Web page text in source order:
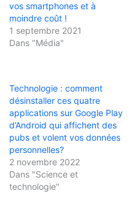
vos smartphones et à
moindre coût !
1 septembre 2021
Dans "Média"
Technologie : comment
désinstaller ces quatre
applications sur Google Play
d’Android qui affichent des
pubs et volent vos données
personnelles?
2 novembre 2022
Dans "Science et
technologie"